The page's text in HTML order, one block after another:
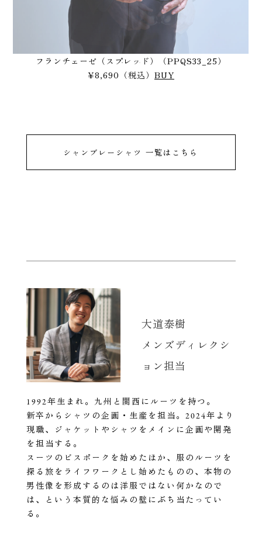
フランチェーゼ（スプレッド）（PPQS33_25）
¥8,690（税込） BUY
シャンブレーシャツ 一覧はこちら
大道泰樹
メンズディレクシ
ョン担当
1992年生まれ。九州と関西にルーツを持つ。
新卒からシャツの企画・生産を担当。2024年より
現職、ジャケットやシャツをメインに企画や開発
を担当する。
スーツのビスポークを始めたほか、服のルーツを
探る旅をライフワークとし始めたものの、本物の
男性像を形成するのは洋服ではない何かなので
は、という本質的な悩みの壁にぶち当たってい
る。